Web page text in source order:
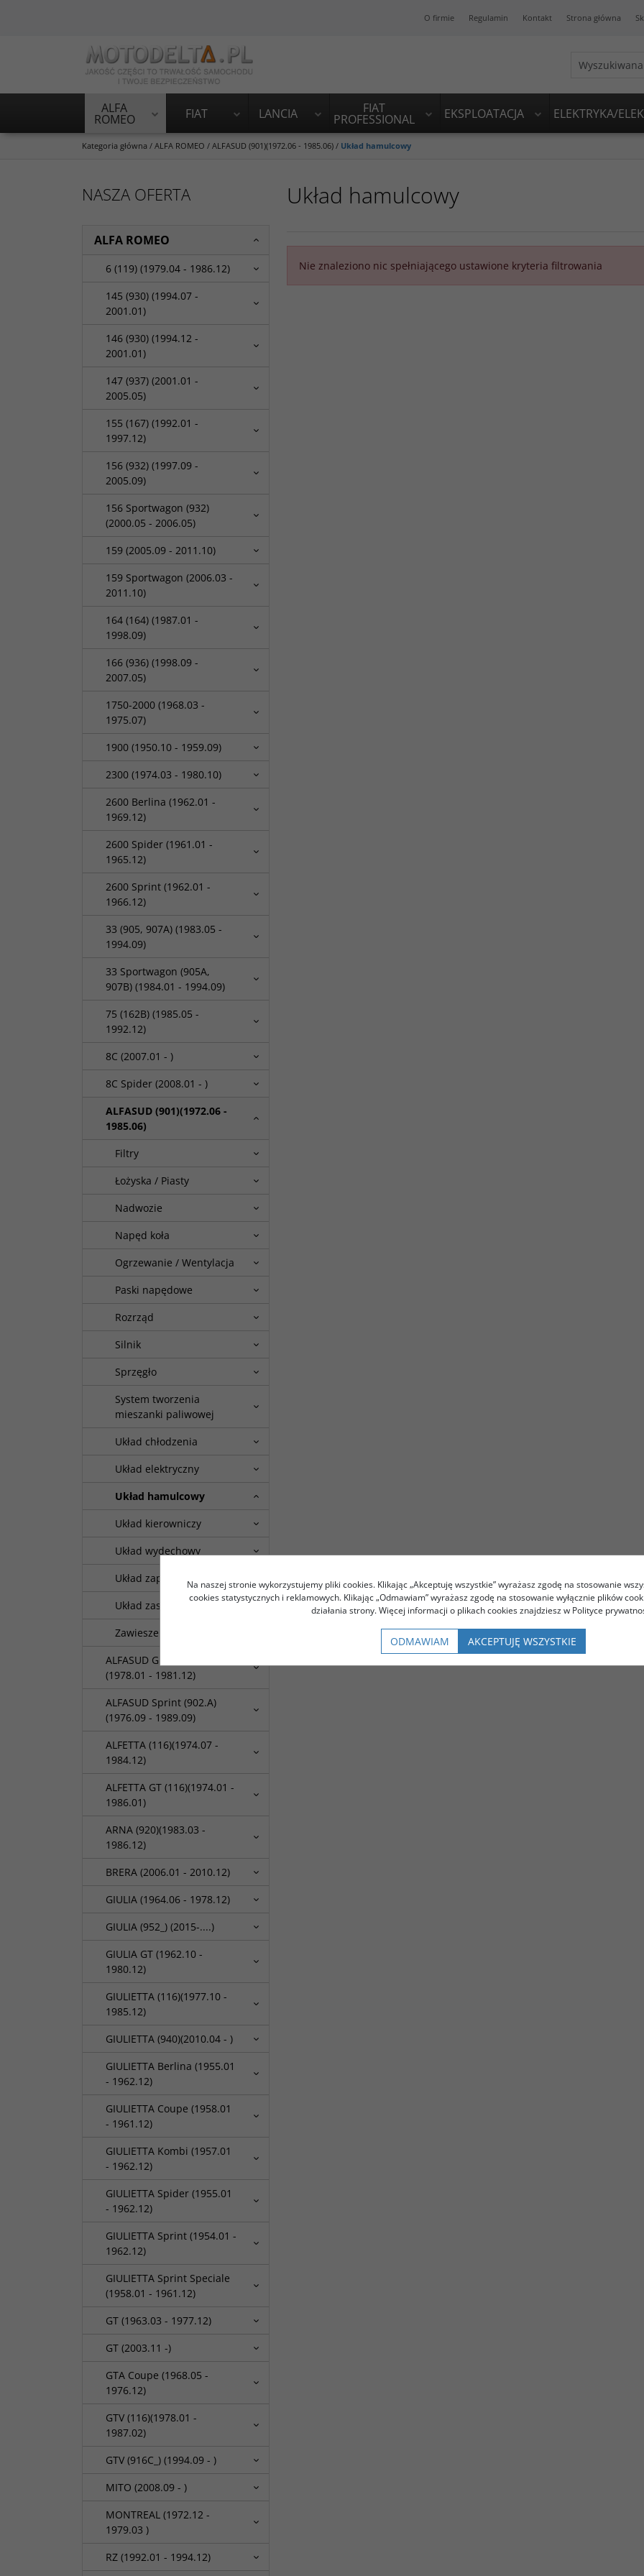
O firmie Regulamin Kontakt Strona główna
ALFA
ROMEO FIAT LANCIA FIAT
PROFESSIONAL EKSPLOATACJA ELEKTRYKA/
Kategoria główna / ALFA ROMEO / ALFASUD (901)(1972.06 - 1985.06) / Układ hamulcowy
Układ hamulcowy
Nie znaleziono nic spełniającego ustawione kryteria filtrowania
NASZA OFERTA
ALFA ROMEO
6 (119) (1979.04 - 1986.12)
145 (930) (1994.07 -
2001.01)
146 (930) (1994.12 -
2001.01)
147 (937) (2001.01 -
2005.05)
155 (167) (1992.01 -
1997.12)
156 (932) (1997.09 -
2005.09)
156 Sportwagon (932)
(2000.05 - 2006.05)
159 (2005.09 - 2011.10)
159 Sportwagon (2006.03 -
2011.10)
164 (164) (1987.01 -
1998.09)
166 (936) (1998.09 -
2007.05)
1750-2000 (1968.03 -
1975.07)
1900 (1950.10 - 1959.09)
2300 (1974.03 - 1980.10)
2600 Berlina (1962.01 -
1969.12)
2600 Spider (1961.01 -
1965.12)
2600 Sprint (1962.01 -
1966.12)
33 (905, 907A) (1983.05 -
1994.09)
33 Sportwagon (905A,
907B) (1984.01 - 1994.09)
75 (162B) (1985.05 -
1992.12)
8C (2007.01 - )
8C Spider (2008.01 - )
ALFASUD (901)(1972.06 -
1985.06)
Filtry
Łożyska / Piasty
Nadwozie
Napęd koła
Ogrzewanie / Wentylacja
Paski napędowe
Rozrząd
Silnik
Sprzęgło
System tworzenia
mieszanki paliwowej
Układ chłodzenia
Układ elektryczny
Układ hamulcowy
Układ kierowniczy
Układ wydechowy
Układ zapłonowy
Układ zasilania paliwem
Zawieszenie
ALFASUD Giardinetta (904)
(1978.01 - 1981.12)
ALFASUD Sprint (902.A)
(1976.09 - 1989.09)
ALFETTA (116)(1974.07 -
1984.12)
ALFETTA GT (116)(1974.01 -
1986.01)
ARNA (920)(1983.03 -
1986.12)
BRERA (2006.01 - 2010.12)
GIULIA (1964.06 - 1978.12)
GIULIA (952_) (2015-....)
GIULIA GT (1962.10 -
1980.12)
GIULIETTA (116)(1977.10 -
1985.12)
GIULIETTA (940)(2010.04 - )
GIULIETTA Berlina (1955.01
- 1962.12)
GIULIETTA Coupe (1958.01
- 1961.12)
GIULIETTA Kombi (1957.01
- 1962.12)
GIULIETTA Spider (1955.01
- 1962.12)
GIULIETTA Sprint (1954.01 -
1962.12)
GIULIETTA Sprint Speciale
(1958.01 - 1961.12)
GT (1963.03 - 1977.12)
GT (2003.11 -)
GTA Coupe (1968.05 -
1976.12)
GTV (116)(1978.01 -
1987.02)
GTV (916C_) (1994.09 - )
MITO (2008.09 - )
MONTREAL (1972.12 -
1979.03 )
RZ (1992.01 - 1994.12)
Na naszej stronie wykorzystujemy pliki cookies. Klikając „Akceptuję wszystkie” wyrażasz zgodę na stosowanie
cookies statystycznych i reklamowych. Klikając „Odmawiam” wyrażasz zgodę na stosowanie wyłącznie plików
działania strony. Więcej informacji o plikach cookies znajdziesz w Polityce
ODMAWIAM AKCEPTUJĘ WSZYSTKIE